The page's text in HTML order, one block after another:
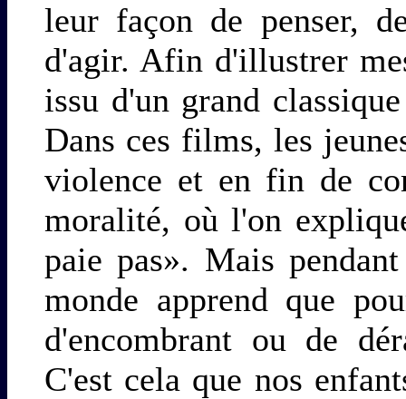
leur façon de penser,
d'agir. Afin d'illustrer
issu d'un grand
Dans ces films, les
violence et en fin de
moralité, où l'on
paie pas». Mais
monde apprend que
d'encombrant ou de
C'est cela que nos